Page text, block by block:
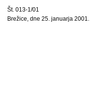
Št. 013-1/01
Brežice, dne 25. januarja 2001.